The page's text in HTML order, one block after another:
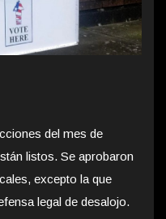
del mes de
listos. Se aprobaron
excepto la que
legal de desalojo.